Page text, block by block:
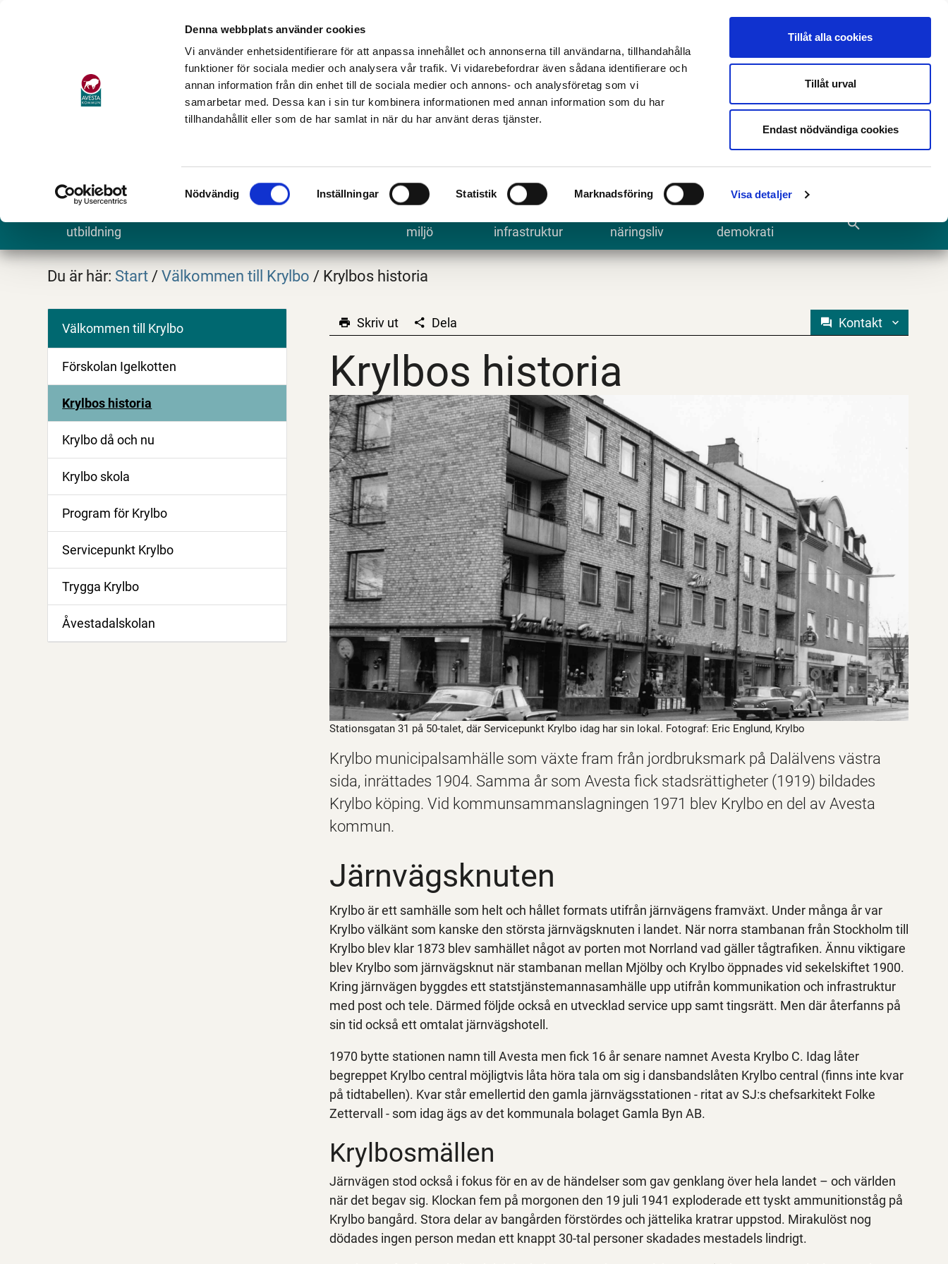
Denna webbplats använder cookies
Vi använder enhetsidentifierare för att anpassa innehållet och annonserna till användarna, tillhandahålla
funktioner för sociala medier och analysera vår trafik. Vi vidarebefordrar även sådana identifierare och
annan information från din enhet till de sociala medier och annons- och analysföretag som vi
samarbetar med. Dessa kan i sin tur kombinera informationen med annan information som du har
tillhandahållit eller som de har samlat in när du har använt deras tjänster.
Samtyckesval
Nödvändig Inställningar Statistik Marknadsföring Visa detaljer
Tillåt alla cookies
Tillåt urval
Endast nödvändiga cookies
E-tjänster och blanketter Translate
Sök
utbildning
miljö
infrastruktur
näringsliv
demokrati
search
Du är här: Start / Välkommen till Krylbo / Krylbos historia
Välkommen till Krylbo
Förskolan Igelkotten
Krylbos historia
Krylbo då och nu
Krylbo skola
Program för Krylbo
Servicepunkt Krylbo
Trygga Krylbo
Åvestadalskolan
Krylbos historia
Skriv ut Dela Kontakt
Krylbos historia
Stationsgatan 31 på 50-talet, där Servicepunkt Krylbo idag har sin lokal. Fotograf: Eric Englund, Krylbo
Krylbo municipalsamhälle som växte fram från jordbruksmark på Dalälvens västra
sida, inrättades 1904. Samma år som Avesta fick stadsrättigheter (1919) bildades
Krylbo köping. Vid kommunsammanslagningen 1971 blev Krylbo en del av Avesta
kommun.
Järnvägsknuten
Krylbo är ett samhälle som helt och hållet formats utifrån järnvägens framväxt. Under många år var
Krylbo välkänt som kanske den största järnvägsknuten i landet. När norra stambanan från Stockholm till
Krylbo blev klar 1873 blev samhället något av porten mot Norrland vad gäller tågtrafiken. Ännu viktigare
blev Krylbo som järnvägsknut när stambanan mellan Mjölby och Krylbo öppnades vid sekelskiftet 1900.
Kring järnvägen byggdes ett statstjänstemannasamhälle upp utifrån kommunikation och infrastruktur
med post och tele. Därmed följde också en utvecklad service upp samt tingsrätt. Men där återfanns på
sin tid också ett omtalat järnvägshotell.
1970 bytte stationen namn till Avesta men fick 16 år senare namnet Avesta Krylbo C. Idag låter
begreppet Krylbo central möjligtvis låta höra tala om sig i dansbandslåten Krylbo central (finns inte kvar
på tidtabellen). Kvar står emellertid den gamla järnvägsstationen - ritat av SJ:s chefsarkitekt Folke
Zettervall - som idag ägs av det kommunala bolaget Gamla Byn AB.
Krylbosmällen
Järnvägen stod också i fokus för en av de händelser som gav genklang över hela landet – och världen
när det begav sig. Klockan fem på morgonen den 19 juli 1941 exploderade ett tyskt ammunitionståg på
Krylbo bangård. Stora delar av bangården förstördes och jättelika kratrar uppstod. Mirakulöst nog
dödades ingen person medan ett knappt 30-tal personer skadades mestadels lindrigt.